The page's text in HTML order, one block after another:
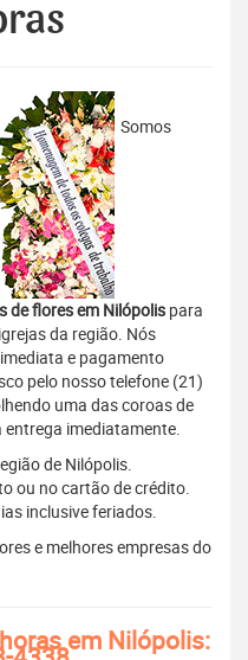
Somos
de flores em Nilópolis para
da região. Nós
e pagamento
pelo nosso telefone (21)
uma das coroas de
entrega imediatamente.
de Nilópolis.
ou no cartão de crédito.
inclusive feriados.
e melhores empresas do
em Nilópolis: